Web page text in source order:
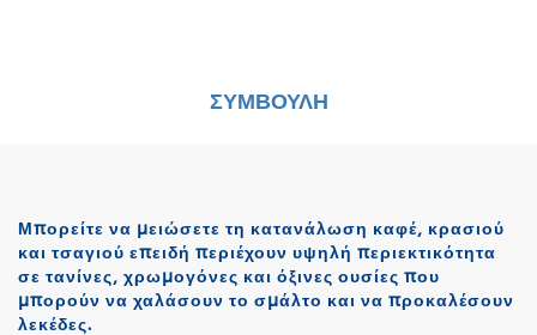
ΣΥΜΒΟΥΛΗ
Μπορείτε να μειώσετε τη κατανάλωση καφέ, κρασιού
και τσαγιού επειδή περιέχουν υψηλή περιεκτικότητα
σε τανίνες, χρωμογόνες και όξινες ουσίες που
μπορούν να χαλάσουν το σμάλτο και να προκαλέσουν
λεκέδες.